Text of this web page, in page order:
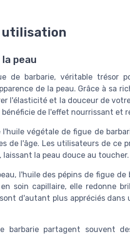
utilisation
peau
de barbarie, véritable trésor
de la peau. Grâce à sa
l'élasticité et la douceur de
de l'effet nourrissant et
végétale de figue de
de l'âge. Les utilisateurs de ce
la peau douce au toucher.
l'huile des pépins de figue
soin capillaire, elle redonne
d'autant plus appréciés
partagent souvent